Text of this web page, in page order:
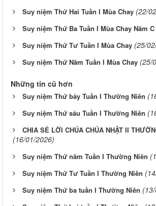
Suy niệm Thứ Hai Tuần I Mùa Chay (22/
Suy niệm Thứ Ba Tuần I Mùa Chay Năm C
Suy niệm Thứ Tư Tuần I Mùa Chay (25/
Suy niệm Thứ Năm Tuần I Mùa Chay (25/
Những tin cũ hơn
Suy niệm Thứ bảy Tuần I Thường Niên
Suy niệm Thứ sáu Tuần I Thường Niên
CHIA SẺ LỜI CHÚA CHÚA NHẬT II
(16/01/2026)
Suy niệm Thứ năm Tuần I Thường Niên
Suy niệm Thứ Tư Tuần I Thường Niên
Suy niệm Thứ ba tuần I Thường Niên